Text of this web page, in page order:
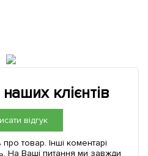
клієнтів
відгук
товар. Інші коментарі
На Ваші питання ми завжди